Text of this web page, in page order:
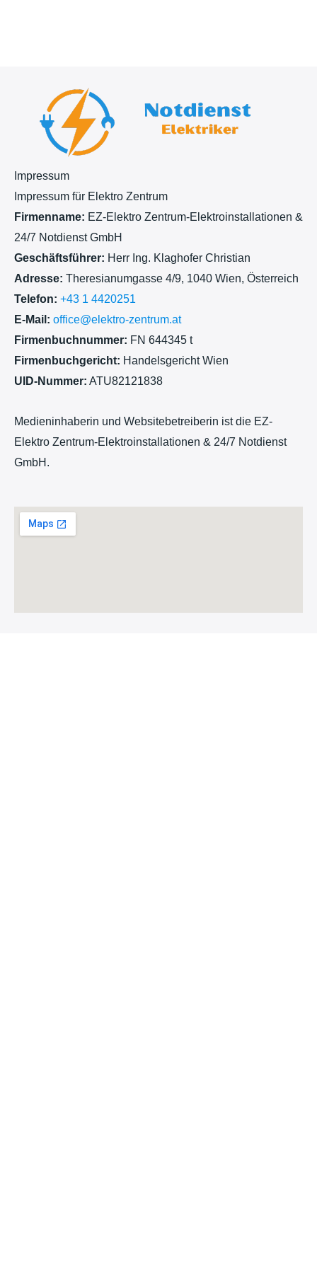
Impressum
Impressum für Elektro Zentrum
Firmenname: EZ-Elektro Zentrum-Elektroinstallationen &
24/7 Notdienst GmbH
Geschäftsführer: Herr Ing. Klaghofer Christian
Adresse: Theresianumgasse 4/9, 1040 Wien, Österreich
Telefon: +43 1 4420251
E-Mail: office@elektro-zentrum.at
Firmenbuchnummer: FN 644345 t
Firmenbuchgericht: Handelsgericht Wien
UID-Nummer: ATU82121838
Medieninhaberin und Websitebetreiberin ist die EZ-
Elektro Zentrum-Elektroinstallationen & 24/7 Notdienst
GmbH.